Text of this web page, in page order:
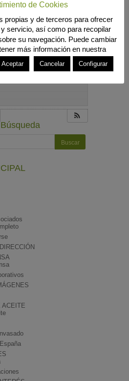
Búsqueda
ACEITE
de Cookies
propias y de terceros para ofrecer
servicio, así como para recopilar
su navegación. Puede cambiar
más información en nuestra
Aceptar Cancelar Configurar